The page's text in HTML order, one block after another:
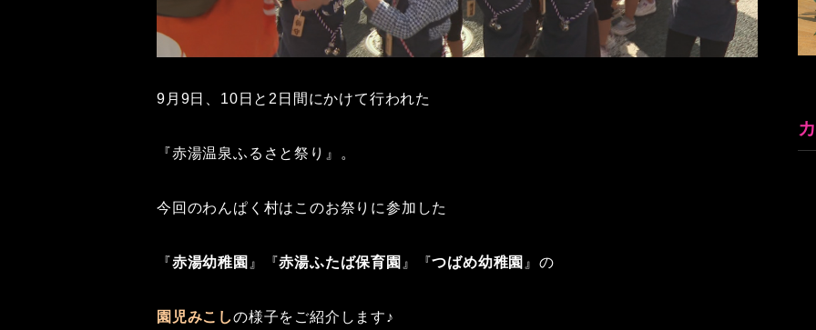
9月9日、10日と2日間にかけて行われた
『赤湯温泉ふるさと祭り』。
今回のわんぱく村はこのお祭りに参加した
『赤湯幼稚園 』『赤湯ふたば保育園 』『つばめ幼稚園 』の
園児みこしの様子をご紹介します♪